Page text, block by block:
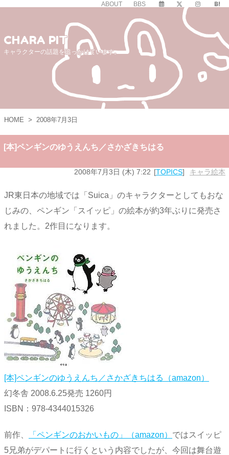
ABOUT BBS
CHARA PIT
キャラクターの話題を追っかけています。
HOME > 2008年7月3日
[本]ペンギンのゆうえんち／さかざきちはる
2008年7月3日 (木) 7:22 TOPICS キャラ絵本
JR東日本の地域では「Suica」のキャラクターとしてもおな
じみの、ペンギン「スイッピ」の絵本が約3年ぶりに発売さ
れました。2作目になります。
[本]ペンギンのゆうえんち／さかざきちはる（amazon）
幻冬舎 2008.6.25発売 1260円
ISBN：978-4344015326
前作、 「ペンギンのおかいもの」（amazon） ではスイッピ
5兄弟がデパートに行くという内容でしたが、今回は舞台遊